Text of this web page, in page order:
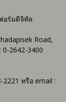
อร์มดิจิทัล
Road,
0-2642-3400
หรือ email :